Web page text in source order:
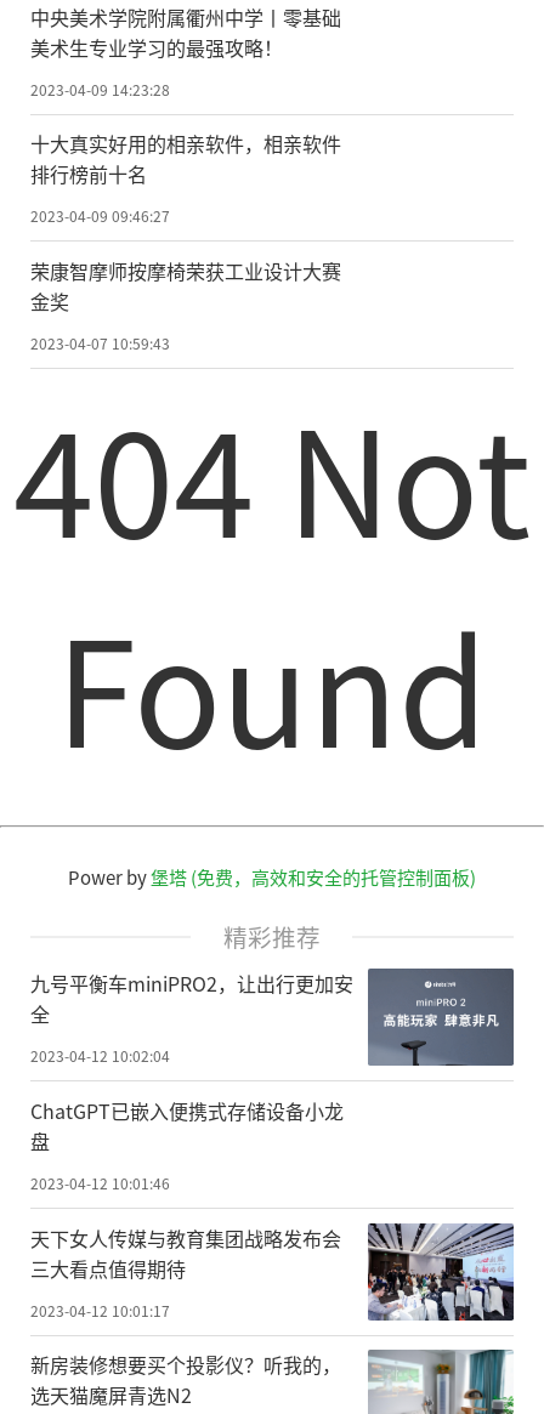
中央美术学院附属衢州中学丨零基础
美术生专业学习的最强攻略！
2023-04-09 14:23:28
十大真实好用的相亲软件，相亲软件
排行榜前十名
2023-04-09 09:46:27
荣康智摩师按摩椅荣获工业设计大赛
金奖
2023-04-07 10:59:43
404 Not
Found
Power by堡塔 (免费，高效和安全的托管控制面板)
精彩推荐
九号平衡车miniPRO2，让出行更加安
全
2023-04-12 10:02:04
ChatGPT已嵌入便携式存储设备小龙
盘
2023-04-12 10:01:46
天下女人传媒与教育集团战略发布会
三大看点值得期待
2023-04-12 10:01:17
新房装修想要买个投影仪？听我的，
选天猫魔屏青选N2